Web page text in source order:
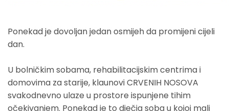
Ponekad je dovoljan jedan osmijeh da promijeni cijeli
dan.
U bolničkim sobama, rehabilitacijskim centrima i
domovima za starije, klaunovi CRVENIH NOSOVA
svakodnevno ulaze u prostore ispunjene tihim
očekivanjem. Ponekad je to dječja soba u kojoj mali